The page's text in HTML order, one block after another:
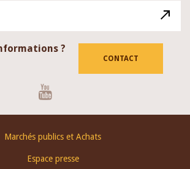
?
CONTACT
Marchés publics et Achats
Espace presse